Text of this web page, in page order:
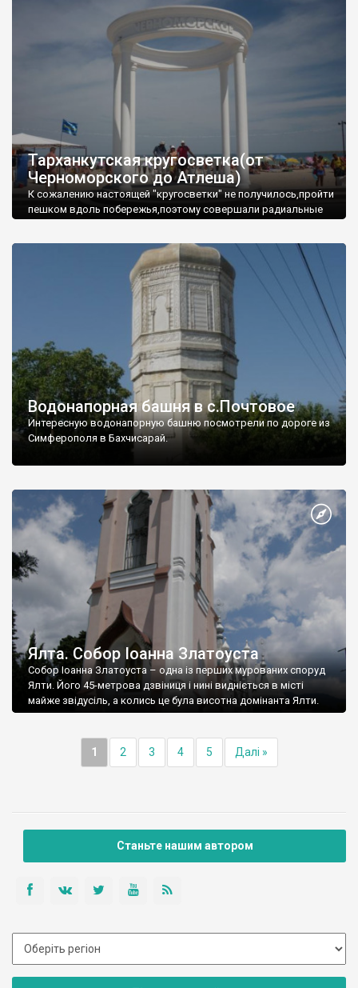
Тарханкутская кругосветка(от
Черноморского до Атлеша)
К сожалению настоящей "кругосветки" не получилось,пройти
пешком вдоль побережья,поэтому совершали радиальные
Водонапорная башня в с.Почтовое
Интересную водонапорную башню посмотрели по дороге из
Симферополя в Бахчисарай.
Ялта. Собор Іоанна Златоуста
Собор Іоанна Златоуста – одна із перших мурованих споруд
Ялти. Його 45-метрова дзвіниця і нині видніється в місті
майже звідусіль, а колись це була висотна домінанта Ялти.
1 2 3 4 5 Далі »
Станьте нашим автором